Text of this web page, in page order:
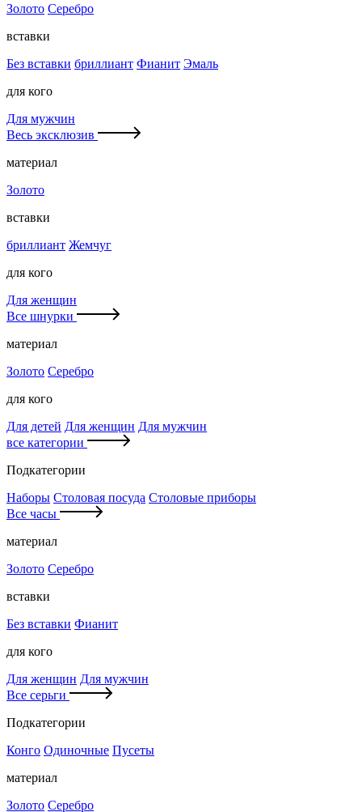
Золото Серебро
вставки
Без вставки бриллиант Фианит Эмаль
для кого
Для мужчин
Весь эксклюзив
материал
Золото
вставки
бриллиант Жемчуг
для кого
Для женщин
Все шнурки
материал
Золото Серебро
для кого
Для детей Для женщин Для мужчин
все категории
Подкатегории
Наборы Столовая посуда Столовые приборы
Все часы
материал
Золото Серебро
вставки
Без вставки Фианит
для кого
Для женщин Для мужчин
Все серьги
Подкатегории
Конго Одиночные Пусеты
материал
Золото Серебро